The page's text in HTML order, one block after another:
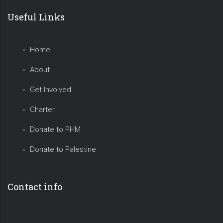
Useful Links
Home
About
Get Involved
Charter
Donate to PHM
Donate to Palestine
Contact info